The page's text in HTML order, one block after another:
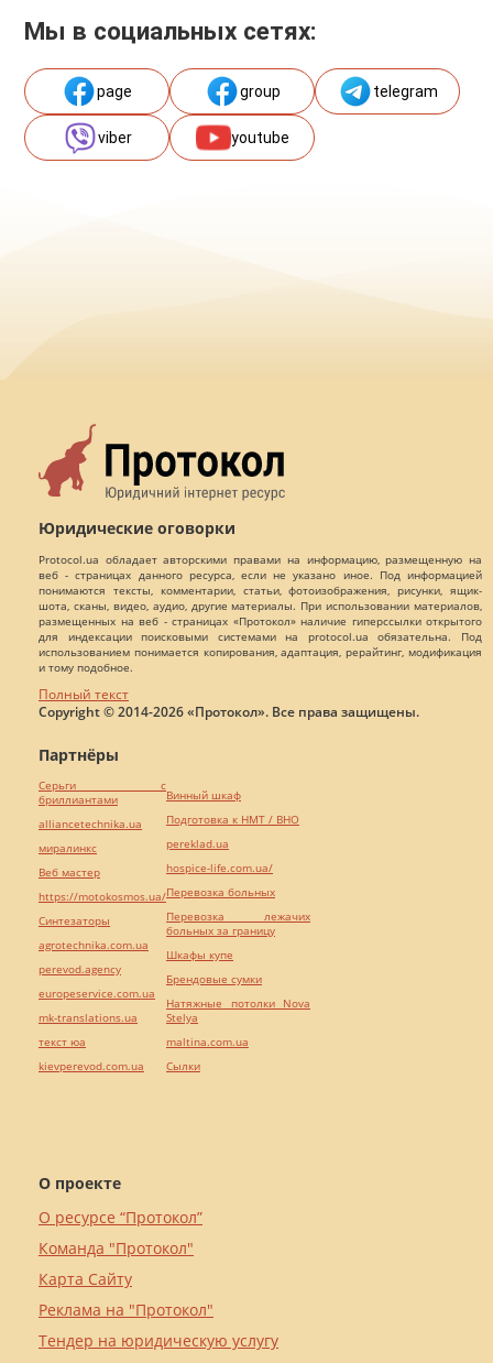
Мы в социальных сетях:
page group telegram
viber youtube
Юридические оговорки
Protocol.ua обладает авторскими правами на информацию, размещенную на
веб - страницах данного ресурса, если не указано иное. Под информацией
понимаются тексты, комментарии, статьи, фотоизображения, рисунки, ящик-
шота, сканы, видео, аудио, другие материалы. При использовании материалов,
размещенных на веб - страницах «Протокол» наличие гиперссылки открытого
для индексации поисковыми системами на protocol.ua обязательна. Под
использованием понимается копирования, адаптация, рерайтинг, модификация
и тому подобное.
Полный текст
Copyright © 2014-2026 «Протокол». Все права защищены.
О проекте
О ресурсе “Протокол”
Команда "Протокол"
Карта Сайту
Реклама на "Протокол"
Тендер на юридическую услугу
Партнёры
Серьги с
бриллиантами
alliancetechnika.ua
миралинкс
Веб мастер
https://motokosmos.ua/
Синтезаторы
agrotechnika.com.ua
perevod.agency
europeservice.com.ua
mk-translations.ua
текст юа
kievperevod.com.ua
Винный шкаф
Подготовка к НМТ / ВНО
pereklad.ua
hospice-life.com.ua/
Перевозка больных
Перевозка лежачих
больных за границу
Шкафы купе
Брендовые сумки
Натяжные потолки Nova
Stelya
maltina.com.ua
Cылки